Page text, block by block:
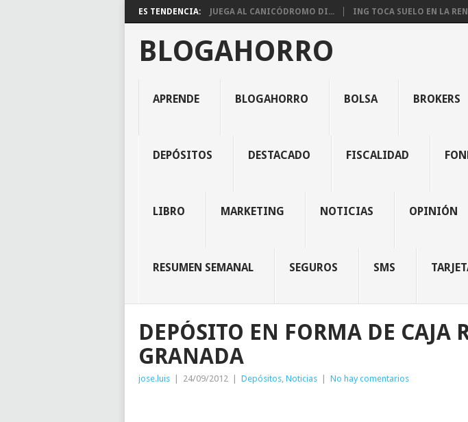
ES TENDENCIA: JUEGA AL CANICÓDROMO DI... ING TOCA SUELO EN LA
BLOGAHORRO
APRENDE BLOGAHORRO BOLSA BROKERS
DEPÓSITOS DESTACADO FISCALIDAD
LIBRO MARKETING NOTICIAS OPINIÓN
RESUMEN SEMANAL SEGUROS SMS
DEPÓSITO EN FORMA DE CAJA
GRANADA
jose.luis 24/09/2012 Depósitos, Noticias No hay comentarios